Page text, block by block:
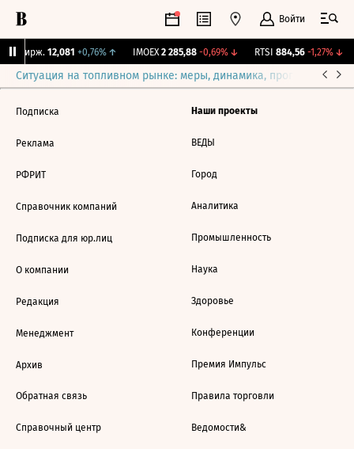
Войти
Бирж. 12,081 +0,76%↑ IMOEX 2 285,88 -0,69%↓ RTSI 884,56 -1,27%↓
Ситуация на топливном рынке: меры, динамика, прогнозы
Подписка
Реклама
РФРИТ
Справочник компаний
Подписка для юр.лиц
О компании
Редакция
Менеджмент
Архив
Обратная связь
Справочный центр
Наши проекты
ВЕДЫ
Город
Аналитика
Промышленность
Наука
Здоровье
Конференции
Премия Импульс
Правила торговли
Ведомости&